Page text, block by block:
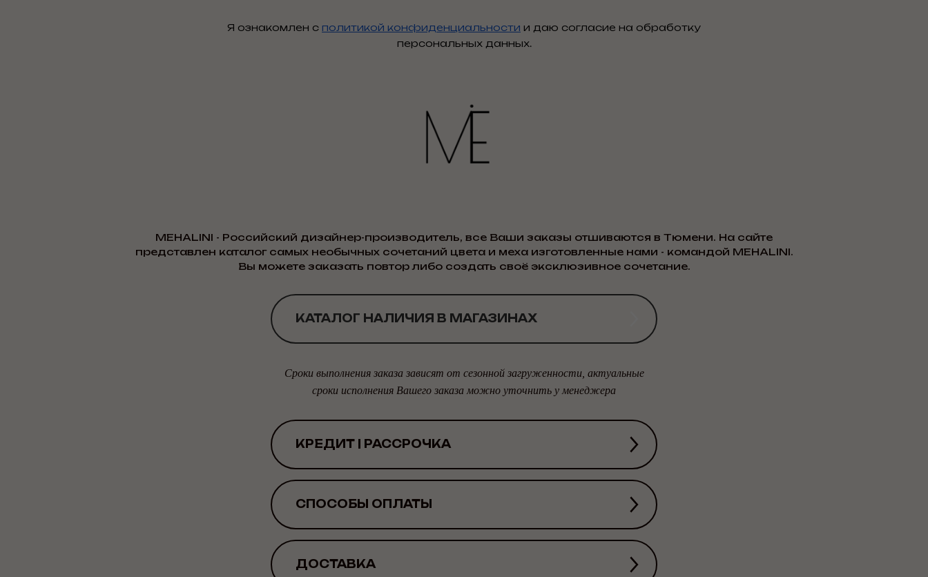
Я ознакомлен с политикой конфиденциальности и даю согласие на обработку
персональных данных.
MEHALINI - Российский дизайнер-производитель, все Ваши заказы отшиваются в Тюмени. На сайте
представлен каталог самых необычных сочетаний цвета и меха изготовленные нами - командой MEHALINI.
Вы можете заказать повтор либо создать своё эксклюзивное сочетание.
КАТАЛОГ НАЛИЧИЯ В МАГАЗИНАХ
Сроки выполнения заказа зависят от сезонной загруженности, актуальные
сроки исполнения Вашего заказа можно уточнить у менеджера
КРЕДИТ | РАССРОЧКА
СПОСОБЫ ОПЛАТЫ
ДОСТАВКА